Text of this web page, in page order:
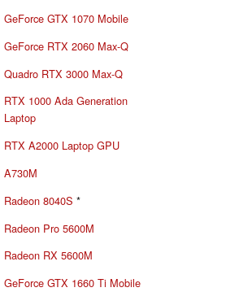
GeForce GTX 1070 Mobile
GeForce RTX 2060 Max-Q
Quadro RTX 3000 Max-Q
RTX 1000 Ada Generation
Laptop
RTX A2000 Laptop GPU
A730M
Radeon 8040S *
Radeon Pro 5600M
Radeon RX 5600M
GeForce GTX 1660 Ti Mobile